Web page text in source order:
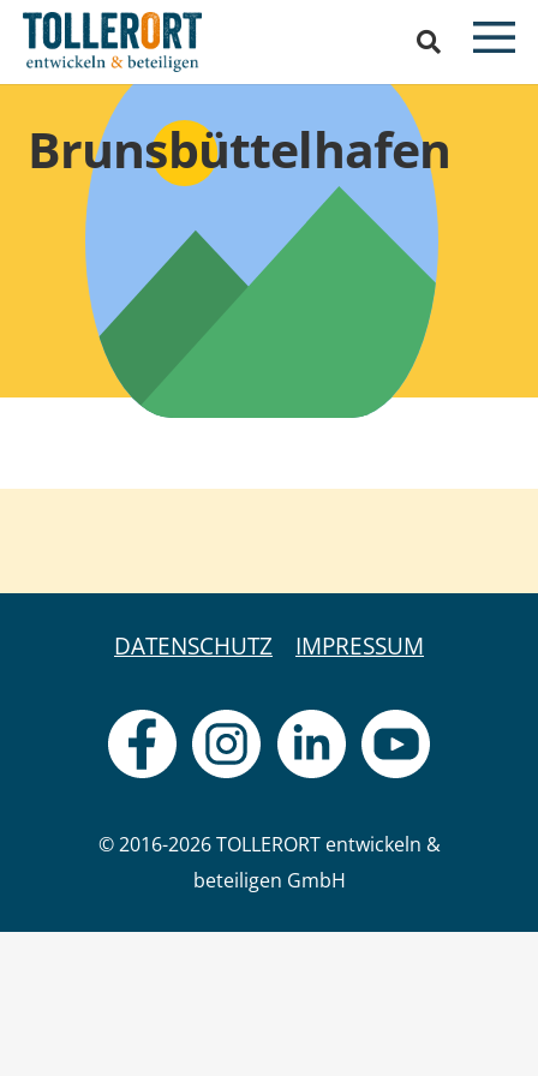
Brunsbüttelhafen
DATENSCHUTZ IMPRESSUM
© 2016-2026 TOLLERORT entwickeln &
beteiligen GmbH